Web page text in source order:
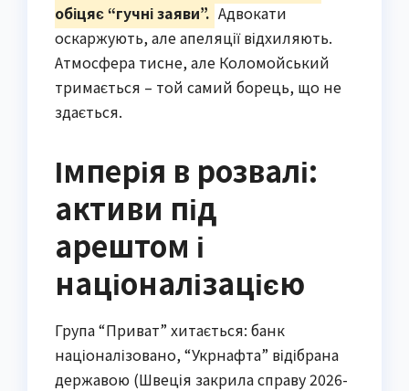
обіцяє “гучні заяви”. Адвокати
оскаржують, але апеляції відхиляють.
Атмосфера тисне, але Коломойський
тримається – той самий борець, що не
здається.
Імперія в розвалі:
активи під
арештом і
націоналізацією
Група “Приват” хитається: банк
націоналізовано, “Укрнафта” відібрана
державою (Швеція закрила справу 2026-